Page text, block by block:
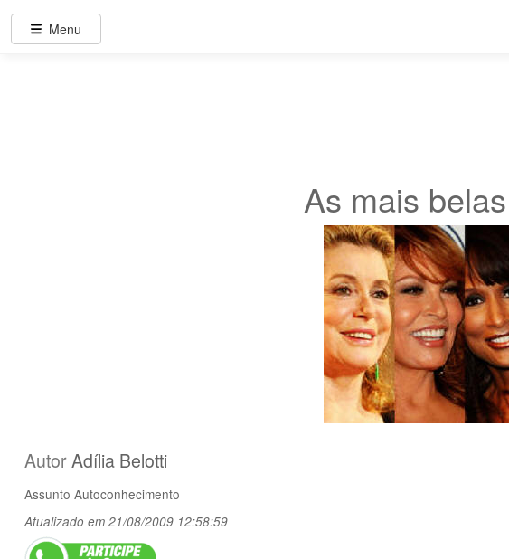
As mais
AutorAdília Belotti
Assunto Autoconhecimento
Atualizado em 21/08/2009 12:58:59
Menu